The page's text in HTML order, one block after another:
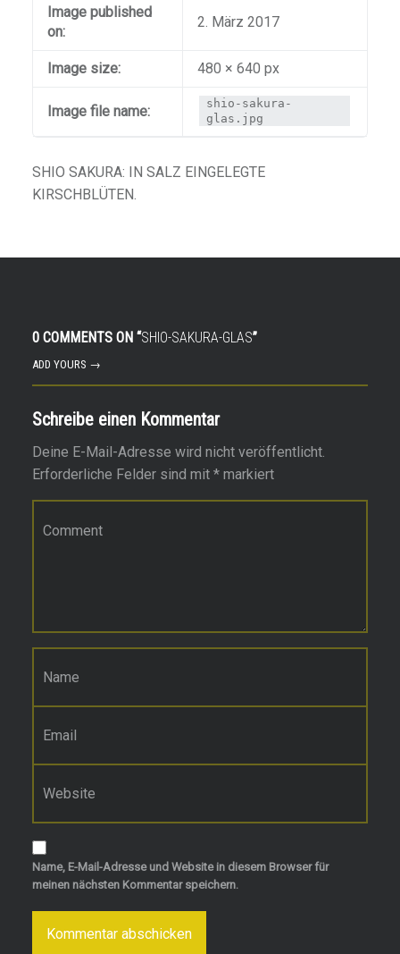
Image published
on:
2. März 2017
Image size: 480 × 640 px
Image file name:
shio-sakura-
glas.jpg
SHIO SAKURA: IN SALZ EINGELEGTE
KIRSCHBLÜTEN.
0 COMMENTS ON “SHIO-SAKURA-GLAS”
ADD YOURS →
Schreibe einen Kommentar
Deine E-Mail-Adresse wird nicht veröffentlicht.
Erforderliche Felder sind mit *markiert
Name
*
Website
Name, E-Mail-Adresse und Website in diesem Browser für
meinen nächsten Kommentar speichern.